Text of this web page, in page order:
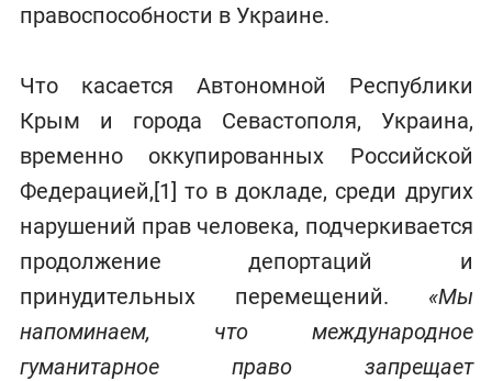
правоспособности в Украине.
Что касается Автономной Республики
Крым и города Севастополя, Украина,
временно оккупированных Российской
Федерацией,[1] то в докладе, среди других
нарушений прав человека, подчеркивается
продолжение депортаций и
принудительных перемещений. «Мы
напоминаем, что международное
гуманитарное право запрещает